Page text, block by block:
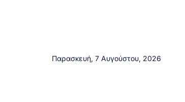
Παρασκευή, 7 Αυγούστου, 2026